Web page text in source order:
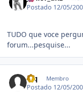
Postado 12/05/
TUDO que voce
forum...pesquise...
Kiq Membro
Postado 12/05/